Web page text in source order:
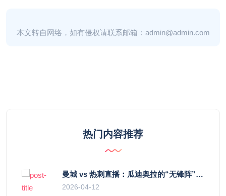
本文转自网络，如有侵权请联系邮箱：admin@admin.com
热门内容推荐
曼城 vs 热刺直播：瓜迪奥拉的“无锋阵”是天才设计还是自废武功？
2026-04-12